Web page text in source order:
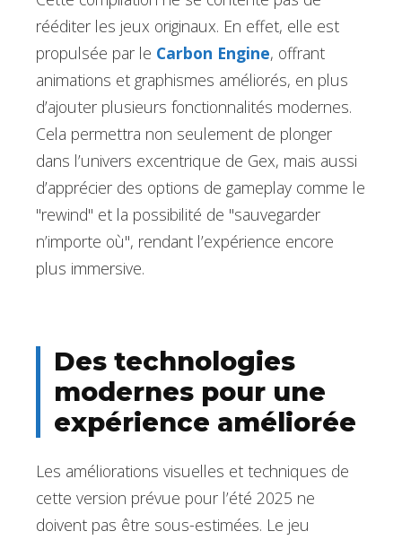
rééditer les jeux originaux. En effet, elle est
propulsée par le Carbon Engine, offrant
animations et graphismes améliorés, en plus
d’ajouter plusieurs fonctionnalités modernes.
Cela permettra non seulement de plonger
dans l’univers excentrique de Gex, mais aussi
d’apprécier des options de gameplay comme le
"rewind" et la possibilité de "sauvegarder
n’importe où", rendant l’expérience encore
plus immersive.
Des technologies
modernes pour une
expérience améliorée
Les améliorations visuelles et techniques de
cette version prévue pour l’été 2025 ne
doivent pas être sous-estimées. Le jeu